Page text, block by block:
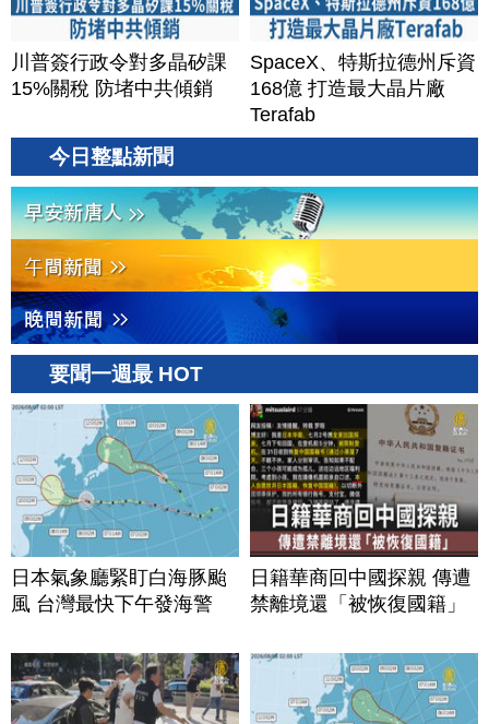
川普簽行政令對多晶矽課
15%關稅 防堵中共傾銷
SpaceX、特斯拉德州斥資
168億 打造最大晶片廠
Terafab
今日整點新聞
要聞一週最 HOT
日本氣象廳緊盯白海豚颱
風 台灣最快下午發海警
日籍華商回中國探親 傳遭
禁離境還「被恢復國籍」